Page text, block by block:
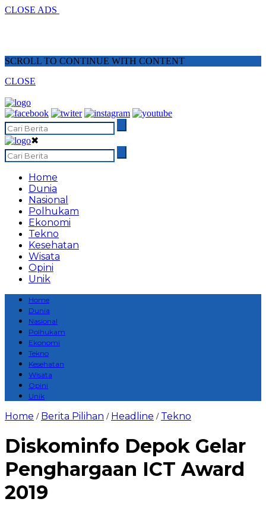
CLOSE ADS
SCROLL TO CONTINUE WITH CONTENT
CLOSE
✖
Home
Dunia
Nasional
Polhukam
Ekonomi
Tekno
Kesehatan
Wisata
Opini
Unik
Home
Dunia
Nasional
Polhukam
Ekonomi
Tekno
Kesehatan
Wisata
Opini
Unik
Home / Berita Pilihan / Headline / Tekno
Diskominfo Depok Gelar
Penghargaan ICT Award
2019